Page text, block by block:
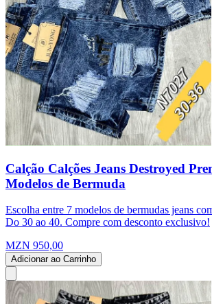
Calção Calções Jeans Destroyed
Modelos de Bermuda
Escolha entre 7 modelos de bermudas jeans
Do 30 ao 40. Compre com desconto exclusivo!
MZN 950,00
Adicionar ao Carrinho